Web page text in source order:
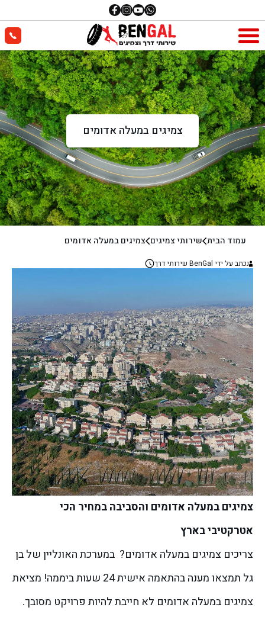
צמיגים במעלה אדומים
עמוד הבית שירותי צמיגים צמיגים במעלה אדומים
נכתב על ידי BenGal שירותי דרך
צמיגים במעלה אדומים והסביבה במחיר הכי
אטרקטיבי בארץ
צריכים צמיגים במעלה אדומים? במערכת האונליין של בן
גל תמצאו מענה בהתאמה אישית 24 שעות ביממה!
מציאת
צמיגים במעלה אדומים לא חייבת להיות פרויקט מסובך.